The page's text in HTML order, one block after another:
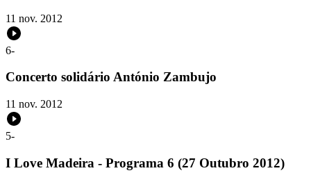
11 nov. 2012
6-
Concerto solidário António Zambujo
11 nov. 2012
5-
I Love Madeira - Programa 6 (27 Outubro 2012)